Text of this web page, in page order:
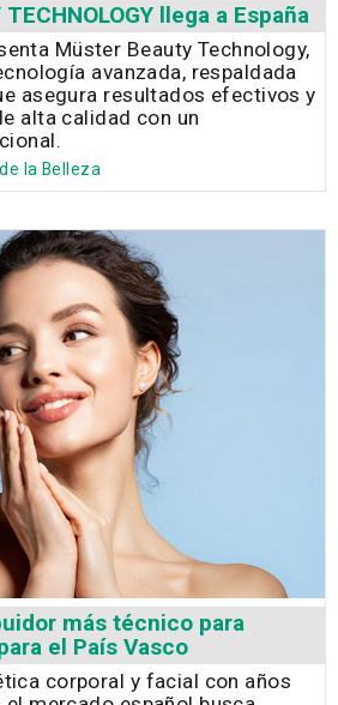
TECHNOLOGY llega a España
Müster Beauty Technology,
avanzada, respaldada
asegura resultados efectivos y
alta calidad con un
la Belleza
más técnico para
el País Vasco
corporal y facial con años